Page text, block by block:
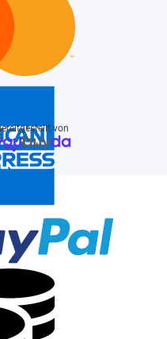
von